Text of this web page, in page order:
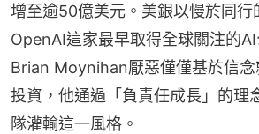
增至逾50億美元。美銀以慢於同行
OpenAI這家最早取得全球關注的
Brian Moynihan厭惡僅僅基於信念
投資，他通過「負責任成長」的理
隊灌輸這一風格。